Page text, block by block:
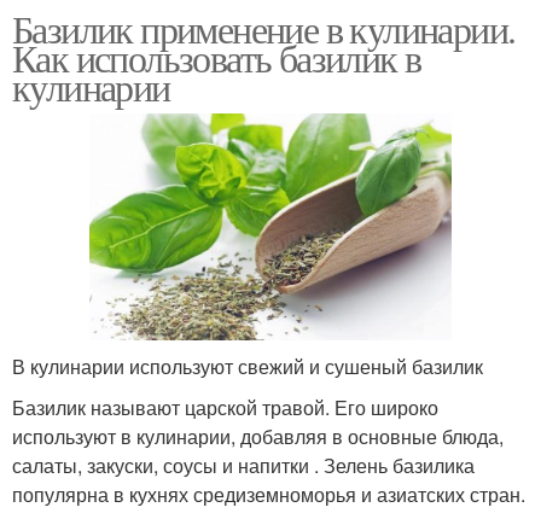
Базилик применение в кулинарии.
Как использовать базилик в
кулинарии
В кулинарии используют свежий и сушеный базилик
Базилик называют царской травой. Его широко
используют в кулинарии, добавляя в основные блюда,
салаты, закуски, соусы и напитки . Зелень базилика
популярна в кухнях средиземноморья и азиатских стран.